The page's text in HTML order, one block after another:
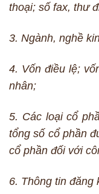
thoại; số fax, thư
3. Ngành, nghề
4. Vốn điều lệ;
nhân;
5. Các loại cổ
tổng số cổ phần
cổ phần đối với
6. Thông tin đăng